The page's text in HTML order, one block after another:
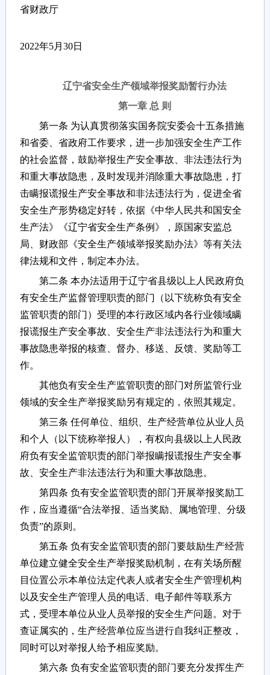
省财政厅
2022年5月30日
辽宁省安全生产领域举报奖励暂行办法
第一章 总 则
第一条 为认真贯彻落实国务院安委会十五条措施
和省委、省政府工作要求，进一步加强安全生产工作
的社会监督，鼓励举报生产安全事故、非法违法行为
和重大事故隐患，及时发现并消除重大事故隐患，打
击瞒报谎报生产安全事故和非法违法行为，促进全省
安全生产形势稳定好转，依据《中华人民共和国安全
生产法》《辽宁省安全生产条例》，原国家安监总
局、财政部《安全生产领域举报奖励办法》等有关法
律法规和文件，制定本办法。
第二条 本办法适用于辽宁省县级以上人民政府负
有安全生产监督管理职责的部门（以下统称负有安全
监管职责的部门）受理的本行政区域内各行业领域瞒
报谎报生产安全事故、安全生产非法违法行为和重大
事故隐患举报的核查、督办、移送、反馈、奖励等工
作。
其他负有安全生产监管职责的部门对所监管行业
领域的安全生产举报奖励另有规定的，依照其规定。
第三条 任何单位、组织、生产经营单位从业人员
和个人（以下统称举报人），有权向县级以上人民政
府负有安全监管职责的部门举报瞒报谎报生产安全事
故、安全生产非法违法行为和重大事故隐患。
第四条 负有安全监管职责的部门开展举报奖励工
作，应当遵循“合法举报、适当奖励、属地管理、分级
负责”的原则。
第五条 负有安全监管职责的部门要鼓励生产经营
单位建立健全安全生产举报奖励机制，在有关场所醒
目位置公示本单位法定代表人或者安全生产管理机构
以及安全生产管理人员的电话、电子邮件等联系方
式，受理本单位从业人员举报的安全生产问题。对于
查证属实的，生产经营单位应当进行自我纠正整改，
同时可以对举报人给予相应奖励。
第六条 负有安全监管职责的部门要充分发挥生产